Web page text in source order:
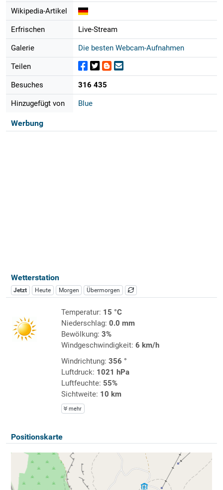
Wikipedia-Artikel
Erfrischen Live-Stream
Galerie Die besten Webcam-Aufnahmen
Teilen
Besuches 316 435
Hinzugefügt von Blue
Werbung
Wetterstation
Jetzt Heute Morgen Übermorgen
Temperatur: 15 °C
Niederschlag: 0.0 mm
Bewölkung: 3%
Windgeschwindigkeit: 6 km/h
Windrichtung: 356 °
Luftdruck: 1021 hPa
Luftfeuchte: 55%
Sichtweite: 10 km
mehr
Positionskarte